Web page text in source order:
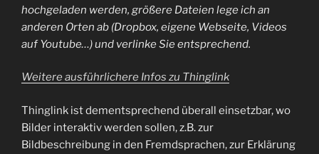
hochgeladen werden, größere Dateien lege ich an
anderen Orten ab (Dropbox, eigene Webseite, Videos
auf Youtube…) und verlinke Sie entsprechend.
Weitere ausführlichere Infos zu Thinglink
Thinglink ist dementsprechend überall einsetzbar, wo
Bilder interaktiv werden sollen, z.B. zur
Bildbeschreibung in den Fremdsprachen, zur Erklärung